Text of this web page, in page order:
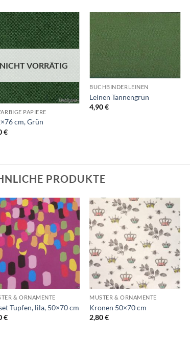
Auf die
Wunschliste
+
NICHT VORRÄTIG
PAPIERE
cm, Grün
€
Auf die
Wunschliste
+
BUCHBINDERLEINEN
Leinen Tannengrün
4,90€
PRODUKTE
Auf die
Wunschliste
& ORNAMENTE
Tupfen, lila, 50×70 cm
€
Auf die
Wunschliste
MUSTER & ORNAMENTE
Kronen 50×70 cm
2,80€